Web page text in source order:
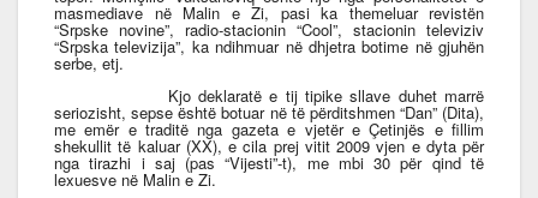
masmediave në Malin e Zi, pasi ka themeluar revistën
“Srpske novine”, radio-stacionin “Cool”, stacionin televiziv
“Srpska televizija”, ka ndihmuar në dhjetra botime në gjuhën
serbe, etj.
Kjo deklaratë e tij tipike sllave duhet marrë
seriozisht, sepse është botuar në të përditshmen “Dan” (Dita),
me emër e traditë nga gazeta e vjetër e Çetinjës e fillim
shekullit të kaluar (XX), e cila prej vitit 2009 vjen e dyta për
nga tirazhi i saj (pas “Vijesti”-t), me mbi 30 për qind të
lexuesve në Malin e Zi.